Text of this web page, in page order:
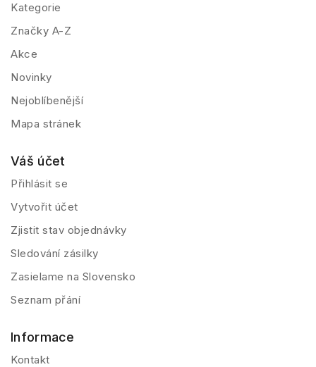
Kategorie
Značky A-Z
Akce
Novinky
Nejoblíbenější
Mapa stránek
Váš účet
Přihlásit se
Vytvořit účet
Zjistit stav objednávky
Sledování zásilky
Zasielame na Slovensko
Seznam přání
Informace
Kontakt